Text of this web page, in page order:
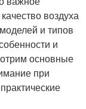
воздуха
и типов
и
основные
при